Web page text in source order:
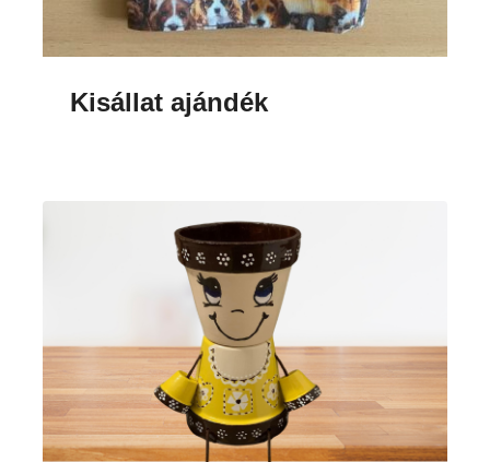
Kisállat ajándék